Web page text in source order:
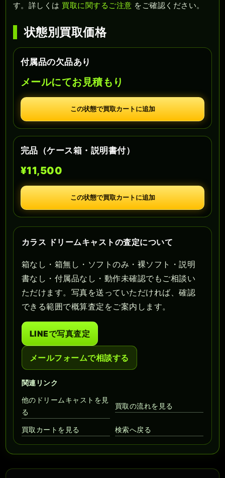
す。詳しくは 買取に関するご注意 をご確認ください。
状態別買取価格
付属品の欠品あり
メールにてお見積もり
この状態で買取カートに追加
完品（ケース箱・説明書付）
¥11,500
この状態で買取カートに追加
カラス ドリームキャストの査定について
箱なし・箱無し・ソフトのみ・裸ソフト・説明
書なし・付属品なし・動作未確認でもご相談い
ただけます。写真を送っていただければ、確認
できる範囲で概算査定をご案内します。
LINEで写真査定
メールフォームで相談する
関連リンク
他のドリームキャストを見
る
買取の流れを見る
買取カートを見る 検索へ戻る